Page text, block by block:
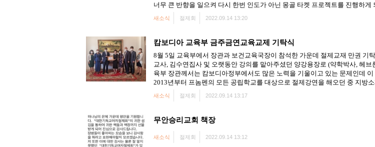
너무 큰 반향을 일으켜 다시 한번 인도가 아닌 몽골 타켓 프로젝트를 진행하
새소식 절제회 2022.09.14 13:20
캄보디아 교육부 금주금연교육교제 기탁식
8월 5일 교육부에서 장관과 보건교육국장이 참석한 가운데 절제교재 만권 기
교사, 김수연집사 및 오랫동안 강의를 맡아주셨던 양강용장로 (약학박사, 헤
육부 장관께서는 캄보디아정부에서도 많은 노력을 기울이고 있는 문제인데
2013년부터 프놈펜의 모든 공립학교를 대상으로 절제강연을 해오던 중 지방소
새소식 절제회 2022.09.14 13:17
무안승리교회 책장
새소식 절제회 2022.09.14 13:12